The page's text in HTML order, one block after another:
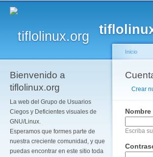
Bienvenido a
tiflolinux.org
La web del Grupo de Usuarios
Ciegos y Deficientes visuales de
GNU/Linux.
Esperamos que formes parte de
nuestra creciente comunidad, y que
puedas encontrar en este sitio toda
Se
Inicio
Crear
Escriba